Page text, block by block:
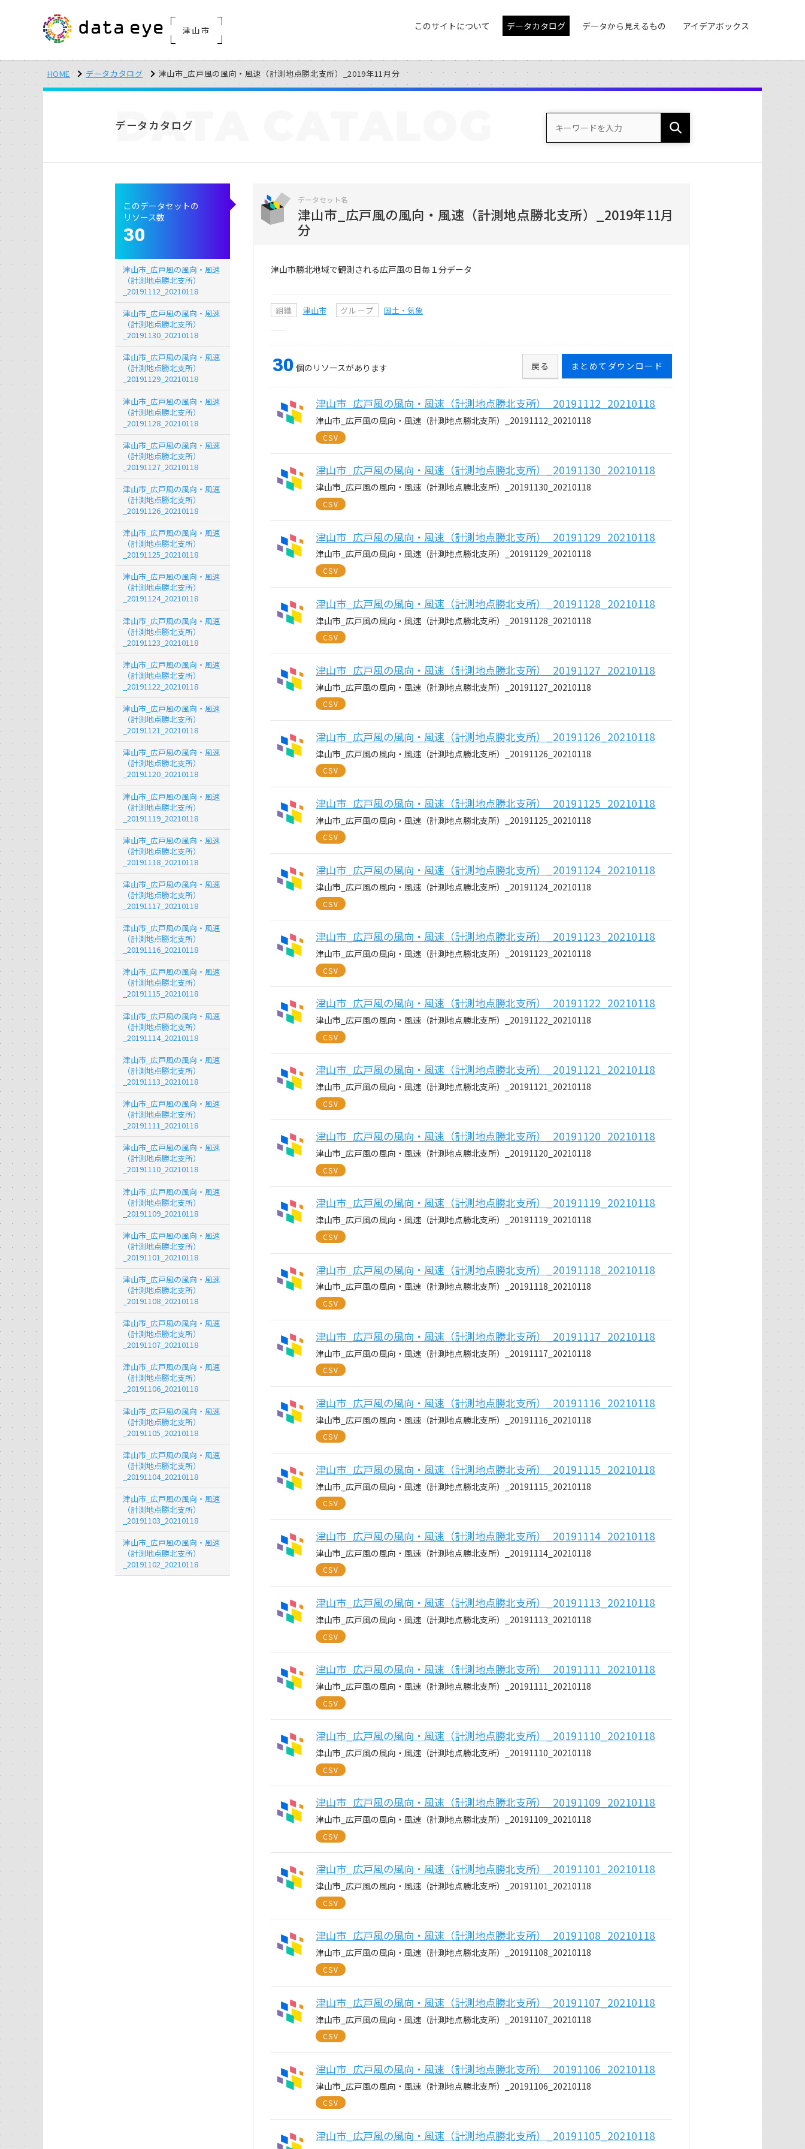
津山市 このサイトについて データカタログ データから見えるもの アイデアボックス
HOME データカタログ 津山市_広戸風の風向・風速（計測地点勝北支所）_2019年11月分
データカタログ
DATA
データセット名
津山市_広戸風の風向・風速（計測地点勝北支所）_2019年11月
分
津山市勝北地域で観測される広戸風の日毎１分データ
組織 津山市 グループ 国土・気象
30 個のリソースがあります まとめてダウンロード
戻る
津山市_広戸風の風向・風速（計測地点勝北支所）_20191112_20210118
津山市_広戸風の風向・風速（計測地点勝北支所）_20191112_20210118
CSV
津山市_広戸風の風向・風速（計測地点勝北支所）_20191130_20210118
津山市_広戸風の風向・風速（計測地点勝北支所）_20191130_20210118
CSV
津山市_広戸風の風向・風速（計測地点勝北支所）_20191129_20210118
津山市_広戸風の風向・風速（計測地点勝北支所）_20191129_20210118
CSV
津山市_広戸風の風向・風速（計測地点勝北支所）_20191128_20210118
津山市_広戸風の風向・風速（計測地点勝北支所）_20191128_20210118
CSV
津山市_広戸風の風向・風速（計測地点勝北支所）_20191127_20210118
津山市_広戸風の風向・風速（計測地点勝北支所）_20191127_20210118
CSV
津山市_広戸風の風向・風速（計測地点勝北支所）_20191126_20210118
津山市_広戸風の風向・風速（計測地点勝北支所）_20191126_20210118
CSV
津山市_広戸風の風向・風速（計測地点勝北支所）_20191125_20210118
津山市_広戸風の風向・風速（計測地点勝北支所）_20191125_20210118
CSV
津山市_広戸風の風向・風速（計測地点勝北支所）_20191124_20210118
津山市_広戸風の風向・風速（計測地点勝北支所）_20191124_20210118
CSV
津山市_広戸風の風向・風速（計測地点勝北支所）_20191123_20210118
津山市_広戸風の風向・風速（計測地点勝北支所）_20191123_20210118
CSV
津山市_広戸風の風向・風速（計測地点勝北支所）_20191122_20210118
津山市_広戸風の風向・風速（計測地点勝北支所）_20191122_20210118
CSV
津山市_広戸風の風向・風速（計測地点勝北支所）_20191121_20210118
津山市_広戸風の風向・風速（計測地点勝北支所）_20191121_20210118
CSV
津山市_広戸風の風向・風速（計測地点勝北支所）_20191120_20210118
津山市_広戸風の風向・風速（計測地点勝北支所）_20191120_20210118
CSV
津山市_広戸風の風向・風速（計測地点勝北支所）_20191119_20210118
津山市_広戸風の風向・風速（計測地点勝北支所）_20191119_20210118
CSV
津山市_広戸風の風向・風速（計測地点勝北支所）_20191118_20210118
津山市_広戸風の風向・風速（計測地点勝北支所）_20191118_20210118
CSV
津山市_広戸風の風向・風速（計測地点勝北支所）_20191117_20210118
津山市_広戸風の風向・風速（計測地点勝北支所）_20191117_20210118
CSV
津山市_広戸風の風向・風速（計測地点勝北支所）_20191116_20210118
津山市_広戸風の風向・風速（計測地点勝北支所）_20191116_20210118
CSV
津山市_広戸風の風向・風速（計測地点勝北支所）_20191115_20210118
津山市_広戸風の風向・風速（計測地点勝北支所）_20191115_20210118
CSV
津山市_広戸風の風向・風速（計測地点勝北支所）_20191114_20210118
津山市_広戸風の風向・風速（計測地点勝北支所）_20191114_20210118
CSV
津山市_広戸風の風向・風速（計測地点勝北支所）_20191113_20210118
津山市_広戸風の風向・風速（計測地点勝北支所）_20191113_20210118
CSV
津山市_広戸風の風向・風速（計測地点勝北支所）_20191111_20210118
津山市_広戸風の風向・風速（計測地点勝北支所）_20191111_20210118
CSV
津山市_広戸風の風向・風速（計測地点勝北支所）_20191110_20210118
津山市_広戸風の風向・風速（計測地点勝北支所）_20191110_20210118
CSV
津山市_広戸風の風向・風速（計測地点勝北支所）_20191109_20210118
津山市_広戸風の風向・風速（計測地点勝北支所）_20191109_20210118
CSV
津山市_広戸風の風向・風速（計測地点勝北支所）_20191101_20210118
津山市_広戸風の風向・風速（計測地点勝北支所）_20191101_20210118
CSV
津山市_広戸風の風向・風速（計測地点勝北支所）_20191108_20210118
津山市_広戸風の風向・風速（計測地点勝北支所）_20191108_20210118
CSV
津山市_広戸風の風向・風速（計測地点勝北支所）_20191107_20210118
津山市_広戸風の風向・風速（計測地点勝北支所）_20191107_20210118
CSV
津山市_広戸風の風向・風速（計測地点勝北支所）_20191106_20210118
津山市_広戸風の風向・風速（計測地点勝北支所）_20191106_20210118
CSV
津山市_広戸風の風向・風速（計測地点勝北支所）_20191105_20210118
このデータセットの
リソース数
30
津山市_広戸風の風向・風速
（計測地点勝北支所）
_20191112_20210118
津山市_広戸風の風向・風速
（計測地点勝北支所）
_20191130_20210118
津山市_広戸風の風向・風速
（計測地点勝北支所）
_20191129_20210118
津山市_広戸風の風向・風速
（計測地点勝北支所）
_20191128_20210118
津山市_広戸風の風向・風速
（計測地点勝北支所）
_20191127_20210118
津山市_広戸風の風向・風速
（計測地点勝北支所）
_20191126_20210118
津山市_広戸風の風向・風速
（計測地点勝北支所）
_20191125_20210118
津山市_広戸風の風向・風速
（計測地点勝北支所）
_20191124_20210118
津山市_広戸風の風向・風速
（計測地点勝北支所）
_20191123_20210118
津山市_広戸風の風向・風速
（計測地点勝北支所）
_20191122_20210118
津山市_広戸風の風向・風速
（計測地点勝北支所）
_20191121_20210118
津山市_広戸風の風向・風速
（計測地点勝北支所）
_20191120_20210118
津山市_広戸風の風向・風速
（計測地点勝北支所）
_20191119_20210118
津山市_広戸風の風向・風速
（計測地点勝北支所）
_20191118_20210118
津山市_広戸風の風向・風速
（計測地点勝北支所）
_20191117_20210118
津山市_広戸風の風向・風速
（計測地点勝北支所）
_20191116_20210118
津山市_広戸風の風向・風速
（計測地点勝北支所）
_20191115_20210118
津山市_広戸風の風向・風速
（計測地点勝北支所）
_20191114_20210118
津山市_広戸風の風向・風速
（計測地点勝北支所）
_20191113_20210118
津山市_広戸風の風向・風速
（計測地点勝北支所）
_20191111_20210118
津山市_広戸風の風向・風速
（計測地点勝北支所）
_20191110_20210118
津山市_広戸風の風向・風速
（計測地点勝北支所）
_20191109_20210118
津山市_広戸風の風向・風速
（計測地点勝北支所）
_20191101_20210118
津山市_広戸風の風向・風速
（計測地点勝北支所）
_20191108_20210118
津山市_広戸風の風向・風速
（計測地点勝北支所）
_20191107_20210118
津山市_広戸風の風向・風速
（計測地点勝北支所）
_20191106_20210118
津山市_広戸風の風向・風速
（計測地点勝北支所）
_20191105_20210118
津山市_広戸風の風向・風速
（計測地点勝北支所）
_20191104_20210118
津山市_広戸風の風向・風速
（計測地点勝北支所）
_20191103_20210118
津山市_広戸風の風向・風速
（計測地点勝北支所）
_20191102_20210118